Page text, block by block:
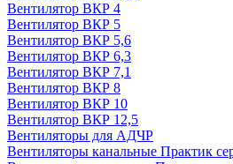
Вентилятор ВКР 4
Вентилятор ВКР 5
Вентилятор ВКР 5,6
Вентилятор ВКР 6,3
Вентилятор ВКР 7,1
Вентилятор ВКР 8
Вентилятор ВКР 10
Вентилятор ВКР 12,5
Вентиляторы для АДЧР
Вентиляторы канальные Практик